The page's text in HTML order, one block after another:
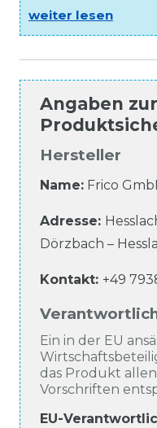
weiter lesen
Angaben zur
Hersteller
Name: Frico
Adresse:
Dörzbach –
Kontakt: +49
Ein in der EU
das Produkt
Vorschriften
EU-